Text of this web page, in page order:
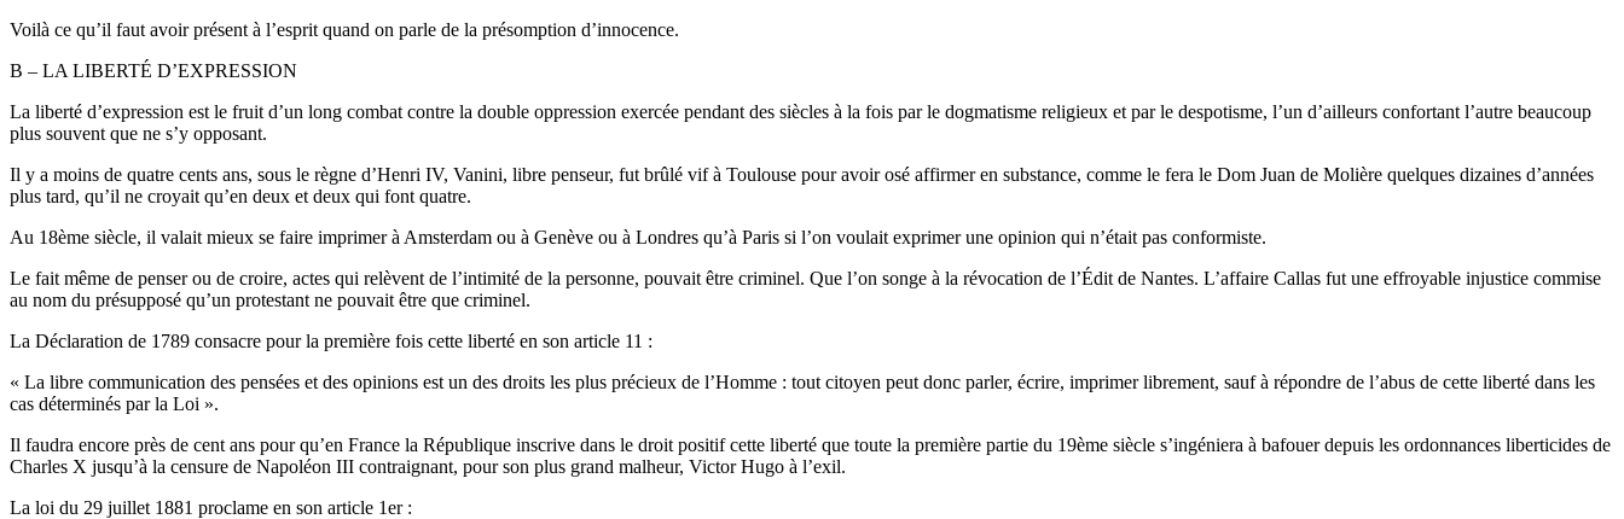
Voilà ce qu’il faut avoir présent à l’esprit quand on parle de la présomption d’innocence.
B – LA LIBERTÉ D’EXPRESSION
La liberté d’expression est le fruit d’un long combat contre la double oppression exercée pendant des siècles à la fois par le dogmatisme religieux et par le despotisme, l’un d’ailleurs confortant l’autre beaucoup
plus souvent que ne s’y opposant.
Il y a moins de quatre cents ans, sous le règne d’Henri IV, Vanini, libre penseur, fut brûlé vif à Toulouse pour avoir osé affirmer en substance, comme le fera le Dom Juan de Molière quelques dizaines d’années
plus tard, qu’il ne croyait qu’en deux et deux qui font quatre.
Au 18ème siècle, il valait mieux se faire imprimer à Amsterdam ou à Genève ou à Londres qu’à Paris si l’on voulait exprimer une opinion qui n’était pas conformiste.
Le fait même de penser ou de croire, actes qui relèvent de l’intimité de la personne, pouvait être criminel. Que l’on songe à la révocation de l’Édit de Nantes. L’affaire Callas fut une effroyable injustice commise
au nom du présupposé qu’un protestant ne pouvait être que criminel.
La Déclaration de 1789 consacre pour la première fois cette liberté en son article 11 :
« La libre communication des pensées et des opinions est un des droits les plus précieux de l’Homme : tout citoyen peut donc parler, écrire, imprimer librement, sauf à répondre de l’abus de cette liberté dans les
cas déterminés par la Loi ».
Il faudra encore près de cent ans pour qu’en France la République inscrive dans le droit positif cette liberté que toute la première partie du 19ème siècle s’ingéniera à bafouer depuis les ordonnances liberticides de
Charles X jusqu’à la censure de Napoléon III contraignant, pour son plus grand malheur, Victor Hugo à l’exil.
La loi du 29 juillet 1881 proclame en son article 1er :